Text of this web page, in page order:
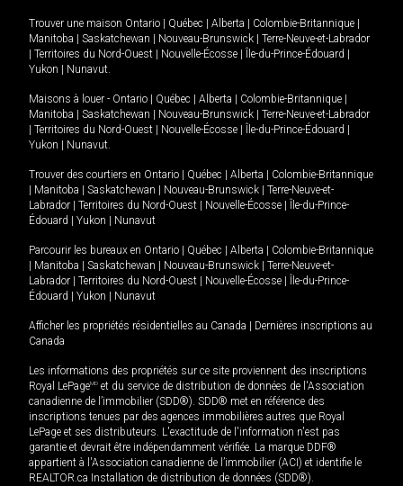
Trouver une maison Ontario Québec Alberta Colombie-Britannique
Manitoba
Saskatchewan Nouveau-Brunswick
Terre-Neuve-et-Labrador
Territoires du Nord-Ouest Nouvelle-Écosse Île-du-Prince-Édouard
Yukon
Nunavut.
Maisons à louer - Ontario Québec Alberta Colombie-Britannique
Manitoba
Saskatchewan Nouveau-Brunswick
Terre-Neuve-et-Labrador
Territoires du Nord-Ouest Nouvelle-Écosse Île-du-Prince-Édouard
Yukon
Nunavut.
Trouver des courtiers en Ontario Québec Alberta
Colombie-Britannique
Manitoba Saskatchewan Nouveau-Brunswick
Terre-Neuve-et-
Labrador
Territoires du Nord-Ouest Nouvelle-Écosse
Île-du-Prince-
Édouard
Yukon Nunavut
Parcourir les bureaux en Ontario Québec Alberta
Colombie-Britannique
Manitoba Saskatchewan Nouveau-Brunswick
Terre-Neuve-et-
Labrador
Territoires du Nord-Ouest Nouvelle-Écosse
Île-du-Prince-
Édouard
Yukon Nunavut
Afficher les propriétés résidentielles au Canada
Dernières inscriptions au
Canada
Les informations des propriétés sur ce site proviennent des inscriptions
Royal LePageMD et du service de distribution de données de l'Association
canadienne de l’immobilier (SDD®). SDD® met en référence des
inscriptions tenues par des agences immobilières autres que Royal
LePage et ses distributeurs. L'exactitude de l'information n'est pas
garantie et devrait être indépendamment vérifiée. La marque DDF®
appartient à l'Association canadienne de l’immobilier (ACI) et identifie le
REALTOR.ca Installation de distribution de données (SDD®).